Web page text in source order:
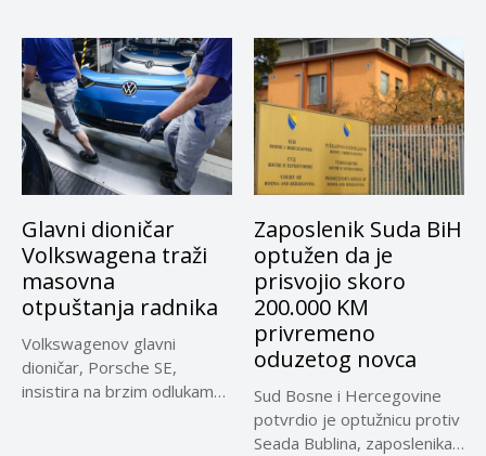
Glavni dioničar
Volkswagena traži
masovna
otpuštanja radnika
Volkswagenov glavni
dioničar, Porsche SE,
insistira na brzim odlukama
Zaposlenik Suda BiH
optužen da je
prisvojio skoro
200.000 KM
privremeno
oduzetog novca
Sud Bosne i Hercegovine
potvrdio je optužnicu protiv
Seada Bublina, zaposlenika